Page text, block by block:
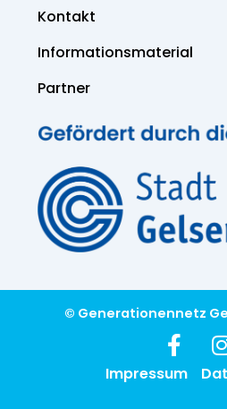
Kontakt
Informations­material
Partner
© Generationennetz
Impressum